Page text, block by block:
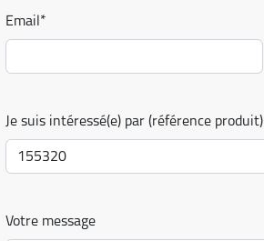
Email*
Je suis intéressé(e) par (référence produit)
Votre message